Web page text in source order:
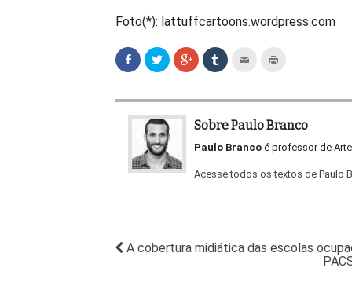
Foto(*): lattuffcartoons.wordpress.com
Sobre Paulo Branco
Paulo Branco é professor de
Acesse todos os textos de Paulo
A cobertura midiática das escolas